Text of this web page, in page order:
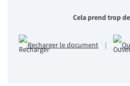
Cela prend trop
Recharger le document |